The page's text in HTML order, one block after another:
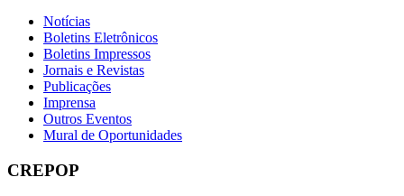
Notícias
Boletins Eletrônicos
Boletins Impressos
Jornais e Revistas
Publicações
Imprensa
Outros Eventos
Mural de Oportunidades
CREPOP